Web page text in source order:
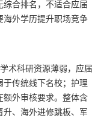
合排名，不适合应届
海外学历提升职场竞争
术科研资源薄弱，应届
于传统线下名校；护理
额外审核要求。整体含
、海外进修跳板、军